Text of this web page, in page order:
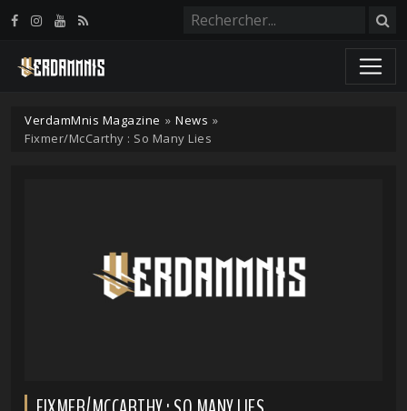
VerdamMnis Magazine » News »
Fixmer/McCarthy : So Many Lies
Panneau de gestion des cookies